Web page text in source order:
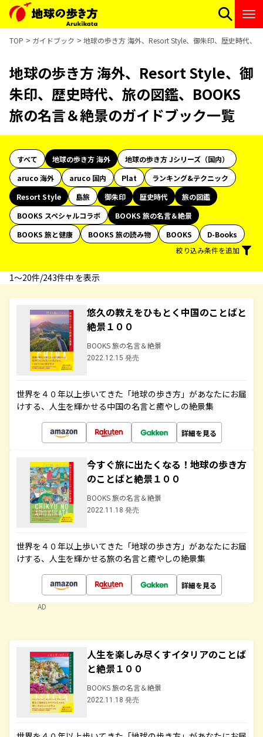
TOP ガイドブック 地球の歩き方 海外、Resort Style、御朱印、歴史時代、
地球の歩き方 海外、Resort Style、御
朱印、歴史時代、旅の図鑑、BOOKS
旅の名言＆絶景のガイドブック一覧
すべて 地球の歩き方 海外
地球の歩き方 Jシリーズ（国内）
aruco 海外
aruco 国内 Plat
ランキング&テクニック
Resort Style
島旅 御朱印 歴史時代
旅の図鑑
BOOKS スペシャルコラボ
BOOKS 旅の名言＆絶景
BOOKS 旅と健康
BOOKS 旅の読み物 BOOKS
D-Books
絞り込み条件を追加
1〜20件/243件中 を表示
悠久の教えをひもとく中国のことばと
絶景１００
BOOKS 旅の名言＆絶景
2022.12.15 発売
世界を４０年以上歩いてきた「地球の歩き方」があなたにお届
けする、人生を輝かせる中国の名言と癒やしの絶景集
詳細を見る
今すぐ旅に出たくなる！地球の歩き方
のことばと絶景１００
BOOKS 旅の名言＆絶景
2022.11.18 発売
世界を４０年以上歩いてきた「地球の歩き方」があなたにお届
けする、人生を輝かせる旅の名言と癒やしの絶景集
詳細を見る
AD
人生を楽しみ尽くすイタリアのことば
と絶景１００
BOOKS 旅の名言＆絶景
2022.11.18 発売